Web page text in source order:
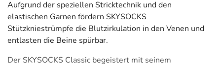
Aufgrund der speziellen Stricktechnik und den
elastischen Garnen fördern SKYSOCKS
Stützkniestrümpfe die Blutzirkulation in den Venen und
entlasten die Beine spürbar.
Der SKYSOCKS Classic begeistert mit seinem